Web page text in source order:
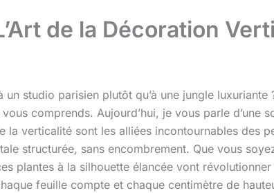
de la Décoration
studio parisien plutôt qu’à une jungle luxuriante
comprends. Aujourd’hui, je vous parle d’une
la verticalité sont les alliées incontournables des
structurée, sans encombrement. Que vous
plantes à la silhouette élancée vont
feuille compte et chaque centimètre de